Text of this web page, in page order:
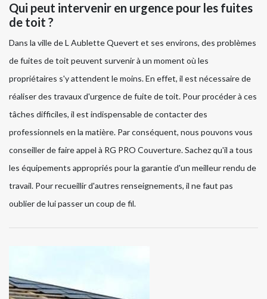
Qui peut intervenir en urgence pour les fuites
de toit ?
Dans la ville de L Aublette Quevert et ses environs, des problèmes
de fuites de toit peuvent survenir à un moment où les
propriétaires s'y attendent le moins. En effet, il est nécessaire de
réaliser des travaux d'urgence de fuite de toit. Pour procéder à ces
tâches difficiles, il est indispensable de contacter des
professionnels en la matière. Par conséquent, nous pouvons vous
conseiller de faire appel à RG PRO Couverture. Sachez qu'il a tous
les équipements appropriés pour la garantie d'un meilleur rendu de
travail. Pour recueillir d'autres renseignements, il ne faut pas
oublier de lui passer un coup de fil.